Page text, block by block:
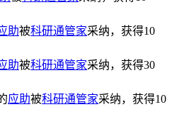
助被科研通管家采纳，获得10
助被科研通管家采纳，获得30
应助被科研通管家采纳，获得10